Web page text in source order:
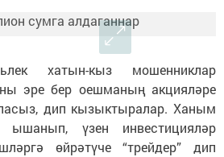
хатын-кыз мошенниклар
эре бер оешманың акцияләре
дип кызыктыралар. Ханым
ышанып, үзен инвестицияләр
өйрәтүче “трейдер” дип